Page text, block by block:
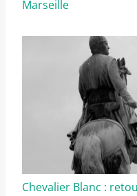
Marseille
Chevalier Blanc :